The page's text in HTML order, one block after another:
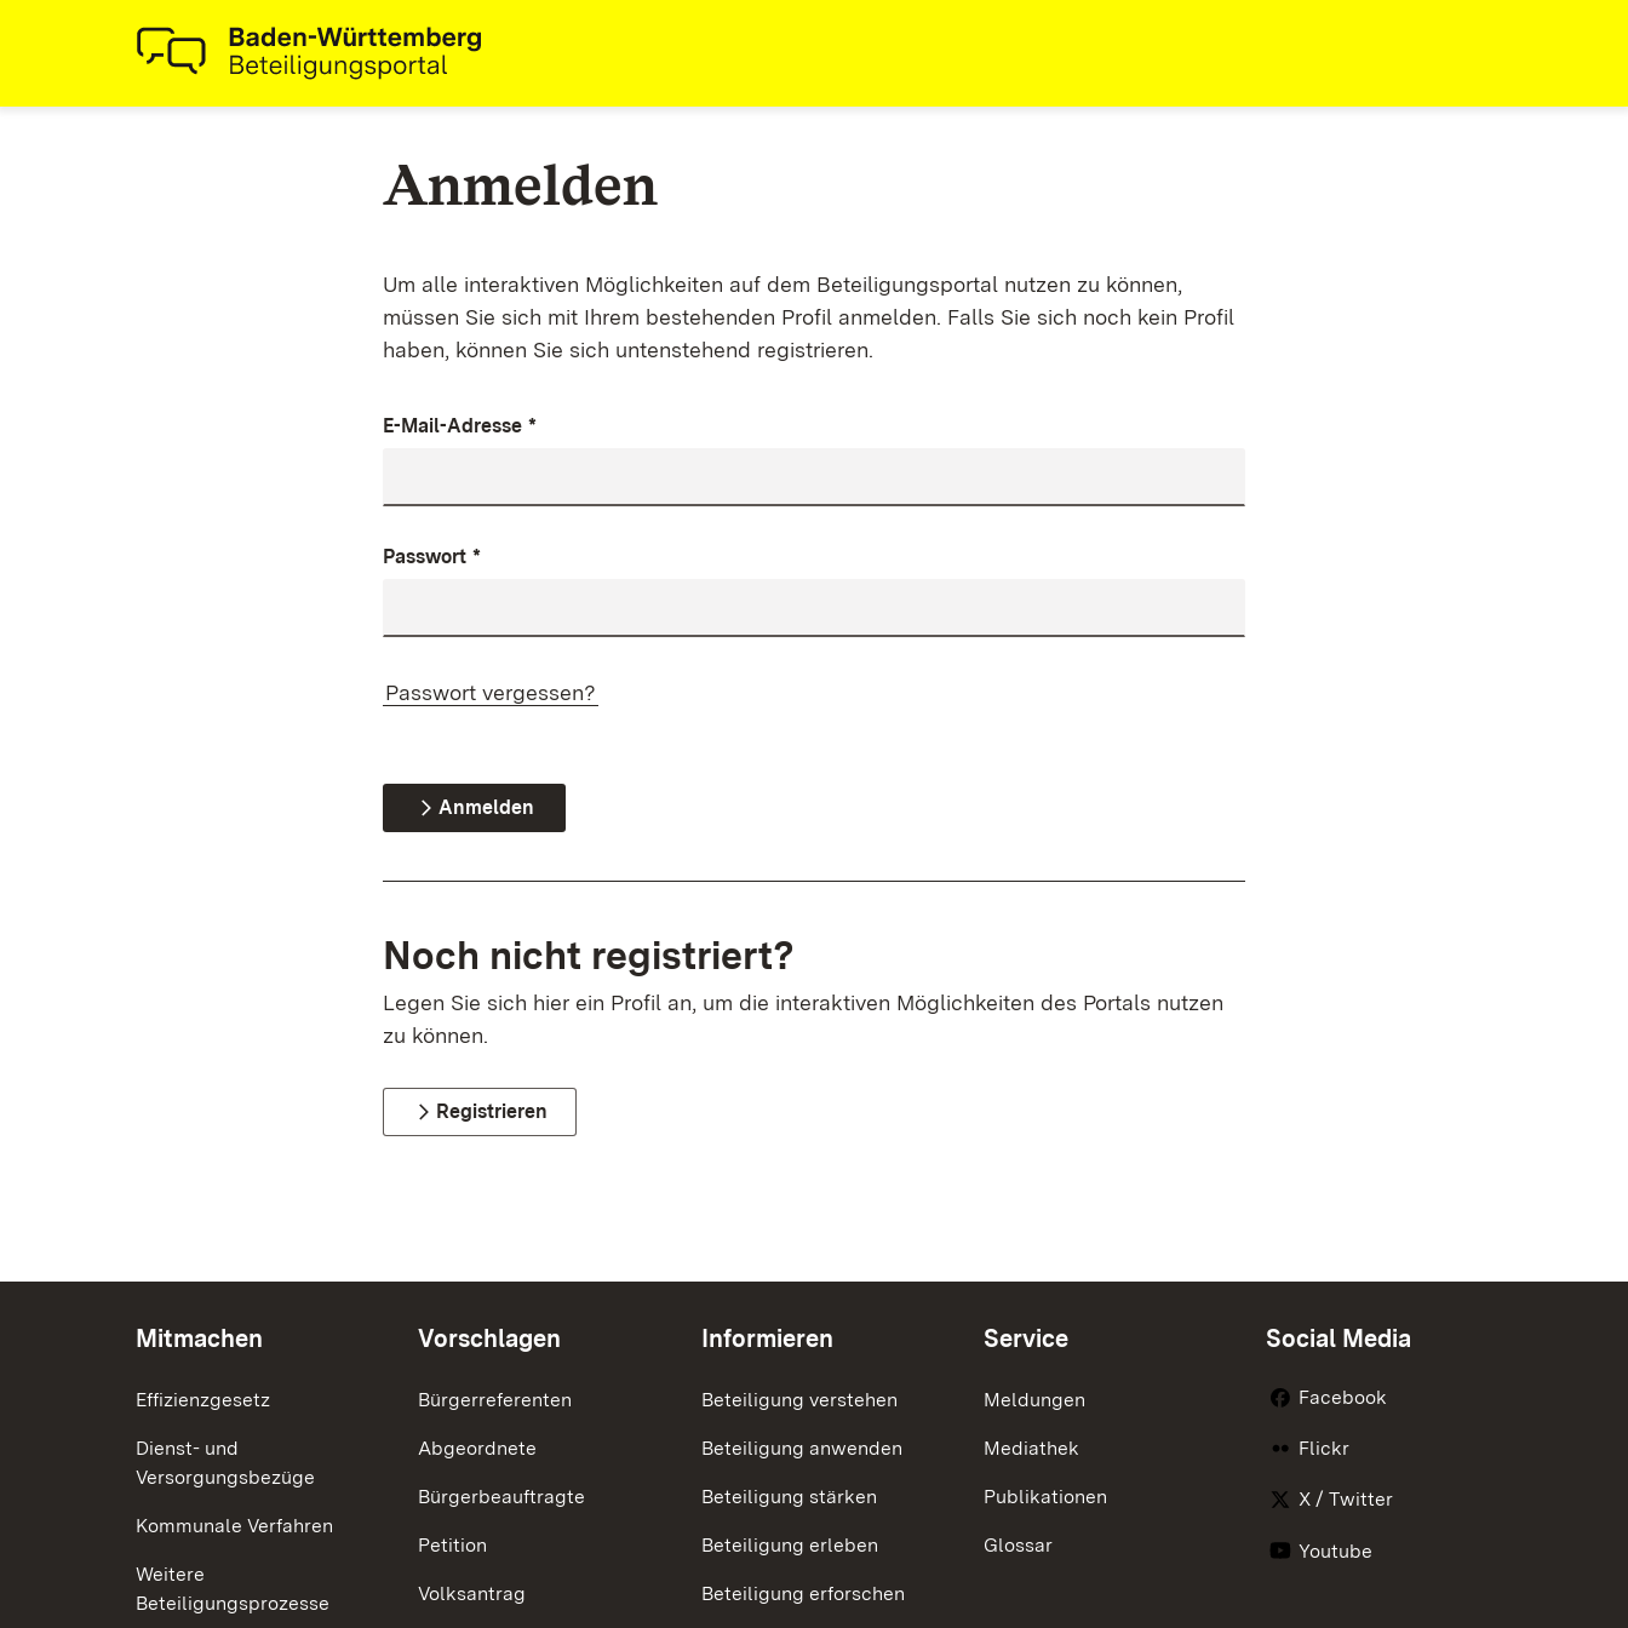
Anmelden
Um alle interaktiven Möglichkeiten auf dem Beteiligungsportal nutzen zu können,
müssen Sie sich mit Ihrem bestehenden Profil anmelden. Falls Sie sich noch kein Profil
haben, können Sie sich untenstehend registrieren.
E-Mail-Adresse *
Passwort *
Passwort vergessen?
Anmelden
Noch nicht registriert?
Legen Sie sich hier ein Profil an, um die interaktiven Möglichkeiten des Portals nutzen
zu können.
Registrieren
Mitmachen
Effizienzgesetz
Dienst- und
Versorgungsbezüge
Kommunale Verfahren
Weitere
Beteiligungsprozesse
Vorschlagen
Bürgerreferenten
Abgeordnete
Bürgerbeauftragte
Petition
Volksantrag
Informieren
Beteiligung verstehen
Beteiligung anwenden
Beteiligung stärken
Beteiligung erleben
Beteiligung erforschen
Service
Meldungen
Mediathek
Publikationen
Glossar
Social Media
Facebook
Flickr
X / Twitter
Youtube